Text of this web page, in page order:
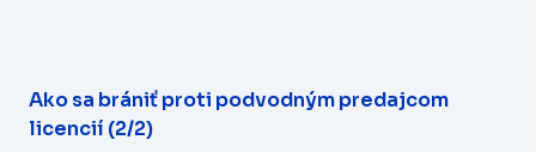
Ako sa brániť proti podvodným predajcom
licencií (2/2)